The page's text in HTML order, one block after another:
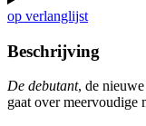
op verlanglijst
Beschrijving
De debutant, de
gaat over meervoudige